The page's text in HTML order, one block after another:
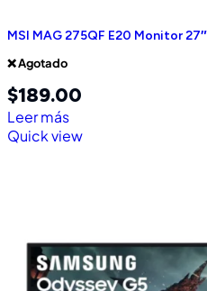
MSI MAG 275QF E20 Monitor
❌ Agotado
$189.00
Leer más
Quick view